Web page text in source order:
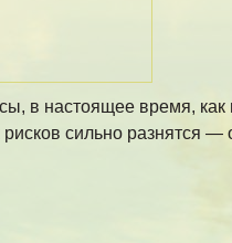
в настоящее время,
сильно разнятся —